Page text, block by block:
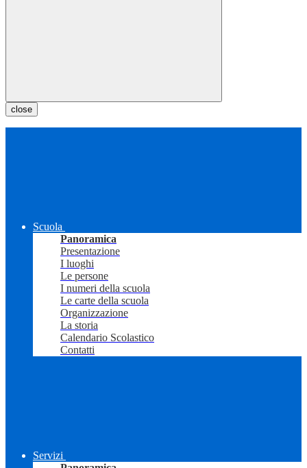
close
Scuola
Panoramica
Presentazione
I luoghi
Le persone
I numeri della scuola
Le carte della scuola
Organizzazione
La storia
Calendario Scolastico
Contatti
Servizi